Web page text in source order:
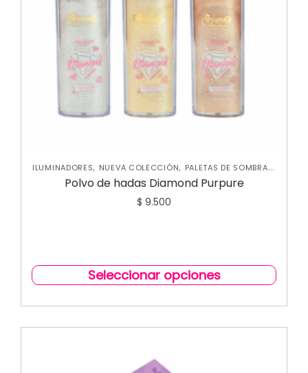
ILUMINADORES, NUEVA COLECCIÓN, PALETAS DE SOMBRAS,
PERFILADORES ROSTRO
Polvo de hadas Diamond Purpure
$ 9.500
Seleccionar opciones